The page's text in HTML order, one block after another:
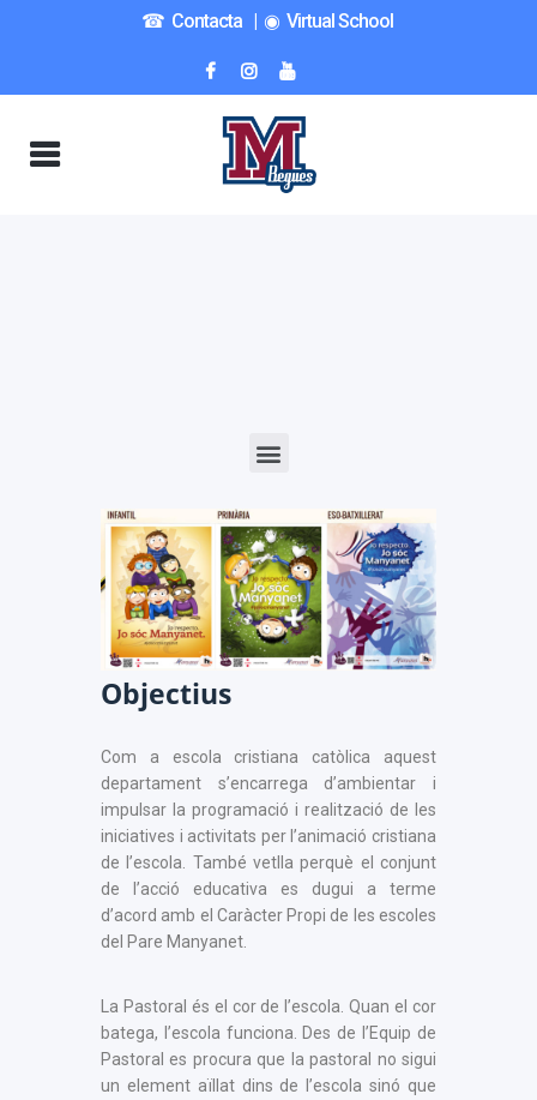
☎︎ Contacta| ◉ Virtual School
Objectius
Com a escola cristiana catòlica aquest
departament s’encarrega d’ambientar i
impulsar la programació i realització de les
iniciatives i activitats per l’animació cristiana
de l’escola. També vetlla perquè el conjunt
de l’acció educativa es dugui a terme
d’acord amb el Caràcter Propi de les escoles
del Pare Manyanet.
La Pastoral és el cor de l’escola. Quan el cor
batega, l’escola funciona. Des de l’Equip de
Pastoral es procura que la pastoral no sigui
un element aïllat dins de l’escola sinó que